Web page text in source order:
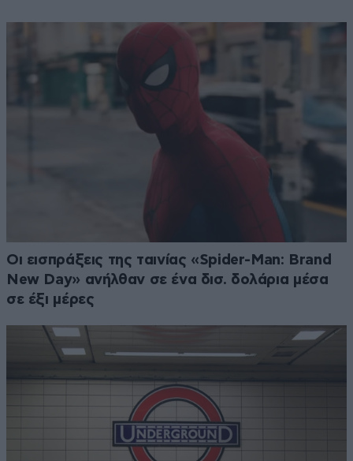
Οι εισπράξεις της ταινίας «Spider-Man: Brand
New Day» ανήλθαν σε ένα δισ. δολάρια μέσα
σε έξι μέρες